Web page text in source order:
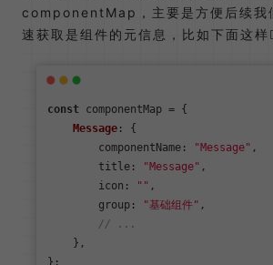
componentMap，主要是方便后续我
速获取是组件的元信息，比如下面这样
const componentMap = {
Message : {
componentName : "Message" ,
title : "Message" ,
icon : "" ,
group : "基础组件" ,
// ...
    },
};